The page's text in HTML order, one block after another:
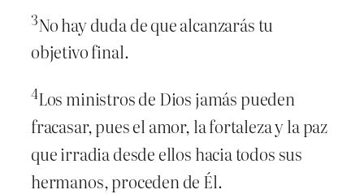
3No hay duda de que alcanzarás tu
objetivo final.
4Los ministros de Dios jamás pueden
fracasar, pues el amor, la fortaleza y la paz
que irradia desde ellos hacia todos sus
hermanos, proceden de Él.